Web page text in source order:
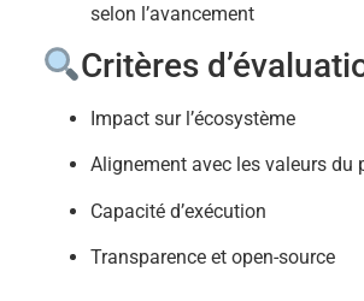
selon l’avancement
Critères
Impact sur l’écosystème
Alignement avec les valeurs du
Capacité d’exécution
Transparence et open-source